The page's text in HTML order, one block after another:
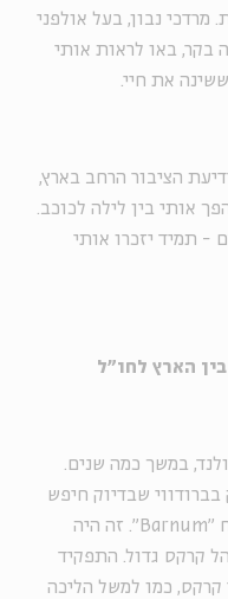
מרדכי נבון, בעל אולפני
בקר, באו לראות אותי
את חיי.
הציבור הרחב בארץ,
אותי בין לילה לכוכב.
- תמיד יזכרו אותי
בהולנד, במשך כמה שנים.
שבדיוק חיפש
מחליף לשחקן הראשי במחזמר המצליח "Barnum". זה היה
קרקס גדול. התפקיד
כמו למשל הליכה